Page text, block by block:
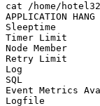
cat /home/
APPLICATION
Sleeptime
Timer Limit
Node Member
Retry Limit
Log
SQL
Event Metrics
Logfile